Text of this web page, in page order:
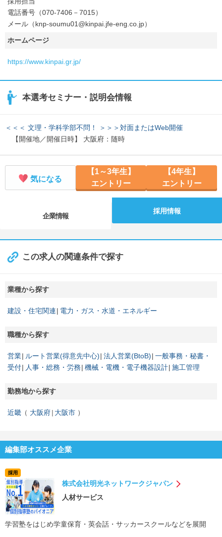
電話番号（070-7406－7015）
メール（knp-soumu01@kinpai.jfe-eng.co.jp）
ホームページ
https://www.kinpai.gr.jp/
本選考セミナー・説明会情報
＜＜＜ 文理・学科学部不問！ ＞＞＞対面またはWeb開催
【開催地／開催日時】 大阪府：随時
気になる
【1～3年生】
エントリー
【4年生】
エントリー
企業情報
採用情報
この求人の関連条件で探す
業種から探す
建設・住宅関連 電力・ガス・水道・エネルギー
職種から探す
営業 ルート営業(得意先中心) 法人営業(BtoB) 一般事務・秘書・
受付
人事・総務・労務 機械・電機・電子機器設計 施工管理
勤務地から探す
近畿 大阪府 大阪市
編集部オススメ企業
採用
株式会社明光ネットワークジャパン
人材サービス
学習塾をはじめ学童保育・英会話・サッカースクールなどを展開